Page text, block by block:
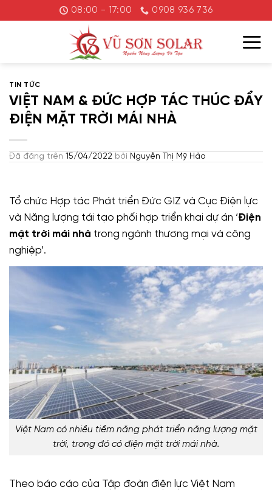
đến
08:00 - 17:00 0908 936 736
TIN TỨC
VIỆT NAM & ĐỨC HỢP TÁC THÚC ĐẨY
ĐIỆN MẶT TRỜI MÁI NHÀ
Đã đăng trên 15/04/2022 bởi Nguyễn Thị Mỹ Hảo
Tổ chức Hợp tác Phát triển Đức GIZ và Cục Điện lực
và Năng lượng tái tạo phối hợp triển khai dự án ‘Điện
mặt trời mái nhà trong ngành thương mại và công
nghiệp’.
Việt Nam có nhiều tiềm năng phát triển năng lượng mặt
trời, trong đó có điện mặt trời mái nhà.
Theo báo cáo của Tập đoàn điện lực Việt Nam